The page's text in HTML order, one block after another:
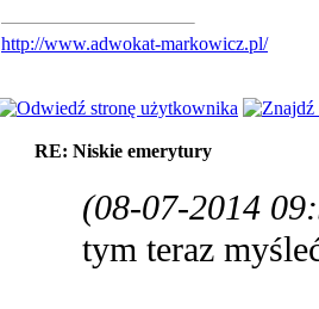
http://www.adwokat-markowicz.pl/
RE: Niskie emerytury
(08-07-2014
tym teraz